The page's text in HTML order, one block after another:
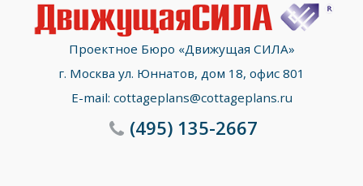
Проектное Бюро «Движущая СИЛА»
г. Москва ул. Юннатов, дом 18, офис 801
E-mail: cottageplans@cottageplans.ru
(495)135-2667